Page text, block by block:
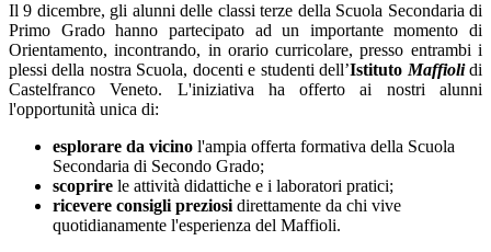
Il 9 dicembre, gli alunni delle classi terze della Scuola Secondaria di
Primo Grado hanno partecipato ad un importante momento di
Orientamento, incontrando, in orario curricolare, presso entrambi i
plessi della nostra Scuola, docenti e studenti dell’Istituto Maffiolidi
Castelfranco Veneto. L'iniziativa ha offerto ai nostri alunni
l'opportunità unica di:
esplorare da vicino l'ampia offerta formativa della Scuola
Secondaria di Secondo Grado;
scoprire le attività didattiche e i laboratori pratici;
ricevere consigli preziosi direttamente da chi vive
quotidianamente l'esperienza del Maffioli.